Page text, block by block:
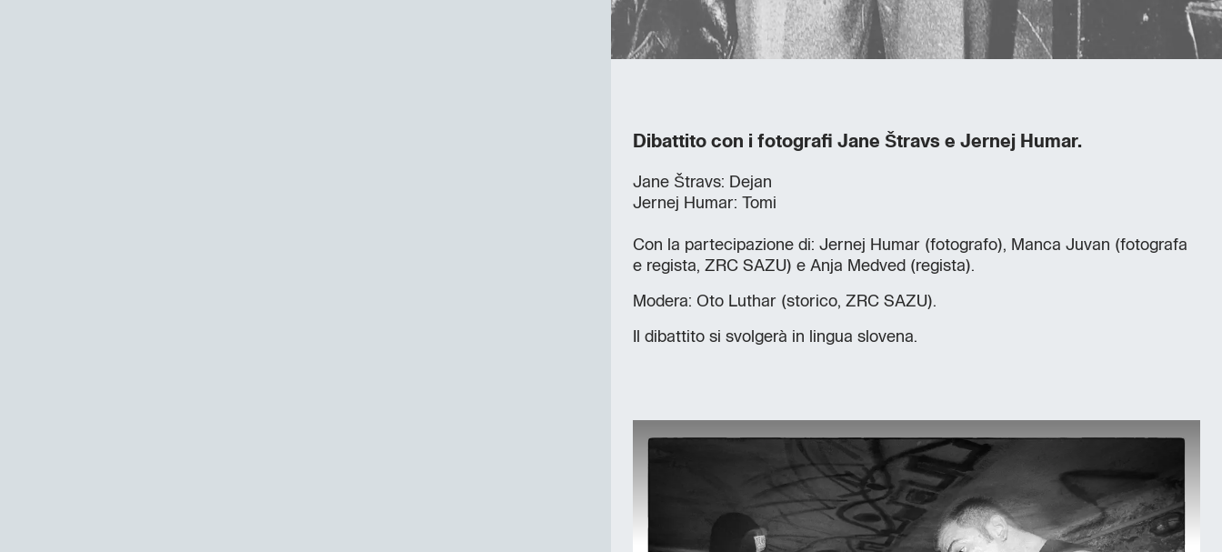
Dibattito con i fotografi Jane Štravs e Jernej Humar.
Jane Štravs: Dejan
Jernej Humar: Tomi
Con la partecipazione di: Jernej Humar (fotografo), Manca Juvan (fotografa
e regista, ZRC SAZU) e Anja Medved (regista).
Modera: Oto Luthar (storico, ZRC SAZU).
Il dibattito si svolgerà in lingua slovena.